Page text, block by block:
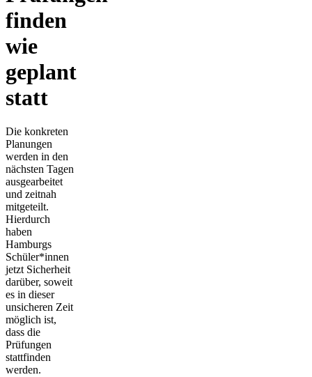
finden
wie
geplant
statt
Die konkreten
Planungen
werden in den
nächsten Tagen
ausgearbeitet
und zeitnah
mitgeteilt.
Hierdurch
haben
Hamburgs
Schüler*innen
jetzt Sicherheit
darüber, soweit
es in dieser
unsicheren Zeit
möglich ist,
dass die
Prüfungen
stattfinden
werden.